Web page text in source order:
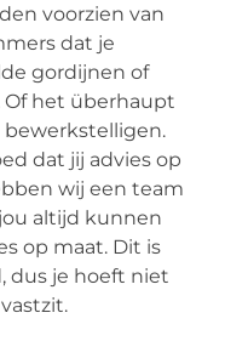
voorzien van
dat je
gordijnen of
Of het überhaupt
bewerkstelligen.
dat jij advies op
wij een team
altijd kunnen
op maat. Dit is
dus je hoeft niet